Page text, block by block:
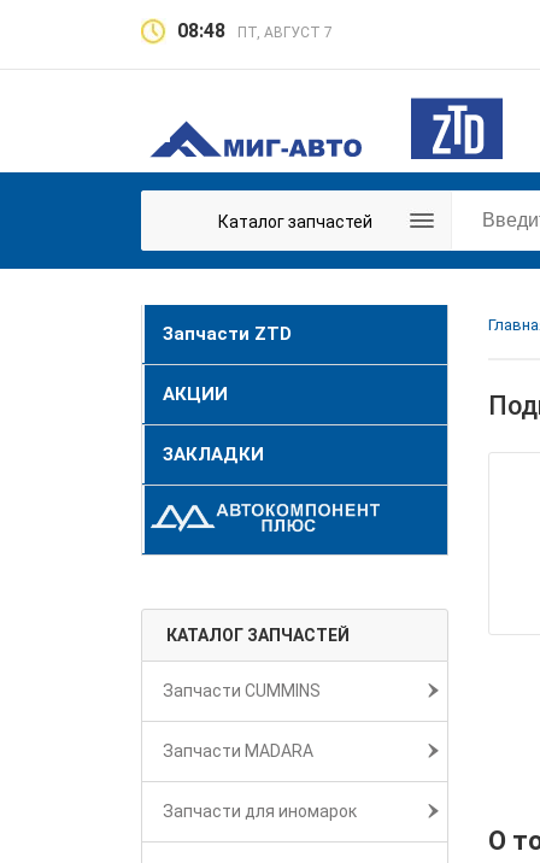
08:48 ПТ, АВГУСТ 7
Каталог запчастей
Запчасти ZTD
АКЦИИ
ЗАКЛАДКИ
КАТАЛОГ ЗАПЧАСТЕЙ
Запчасти CUMMINS
Запчасти MADARA
Запчасти для иномарок
О